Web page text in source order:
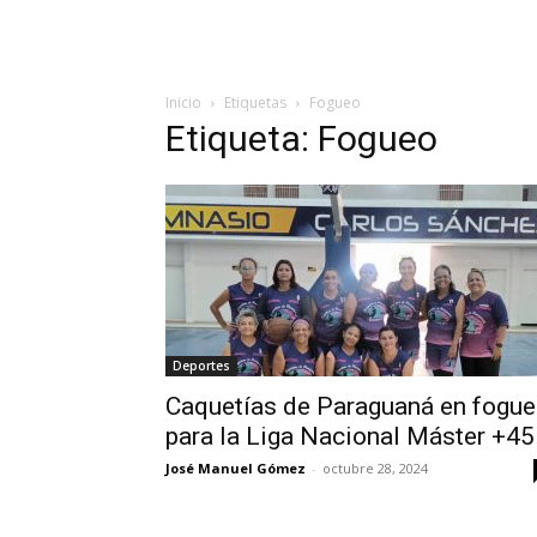
Inicio Etiquetas Fogueo
Etiqueta: Fogueo
Deportes
Caquetías de Paraguaná en
para la Liga Nacional Máster +45
José Manuel Gómez - octubre 28, 2024